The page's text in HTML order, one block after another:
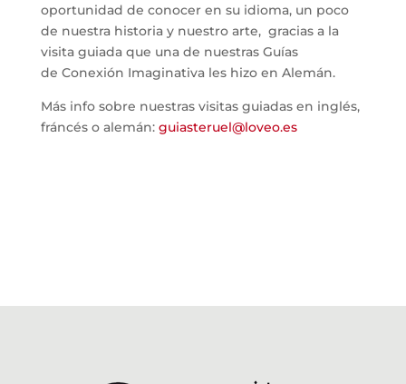
oportunidad de conocer en su idioma, un poco
de nuestra historia y nuestro arte, gracias a la
visita guiada que una de nuestras Guías
de Conexión Imaginativa les hizo en Alemán.
Más info sobre nuestras visitas guiadas en inglés,
fráncés o alemán: guiasteruel@loveo.es